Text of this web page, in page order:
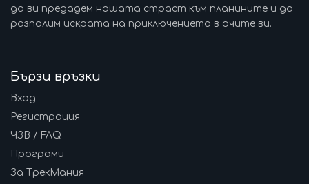
да ви предадем нашата страст към планините и да
разпалим искрата на приключението в очите ви.
Бързи връзки
Вход
Регистрация
ЧЗВ / FAQ
Програми
За ТрекМания